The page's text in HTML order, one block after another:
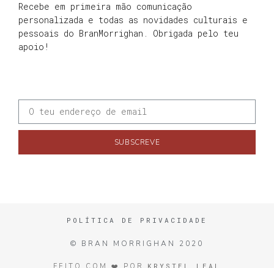
Recebe em primeira mão comunicação
personalizada e todas as novidades culturais e
pessoais do BranMorrighan. Obrigada pelo teu
apoio!
SUBSCREVE
POLÍTICA DE PRIVACIDADE
© BRAN MORRIGHAN 2020
KRYSTEL LEAL